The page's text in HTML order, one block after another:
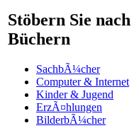
Stöbern Sie nach
Büchern
SachbÃ¼cher
Computer & Internet
Kinder & Jugend
ErzÃ¤hlungen
BilderbÃ¼cher